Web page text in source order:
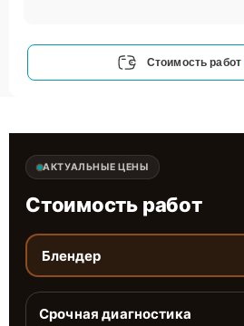
Стоимость работ
АКТУАЛЬНЫЕ ЦЕНЫ
Стоимость работ
Блендер
Срочная диагностика